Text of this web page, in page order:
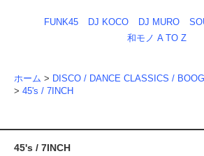
FUNK45 DJ KOCO DJ MURO
和モノ A TO Z
ホーム > DISCO / DANCE CLASSICS /
> 45's / 7INCH
45's / 7INCH